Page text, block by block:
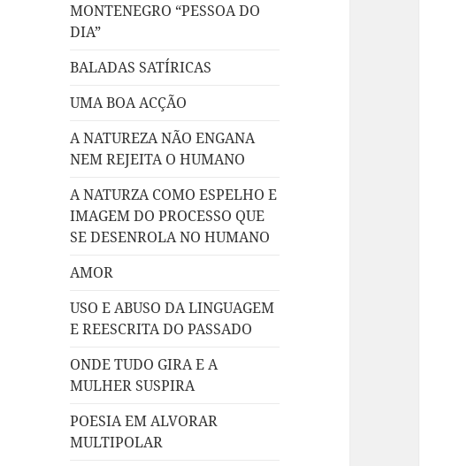
MONTENEGRO “PESSOA DO
DIA”
BALADAS SATÍRICAS
UMA BOA ACÇÃO
A NATUREZA NÃO ENGANA
NEM REJEITA O HUMANO
A NATURZA COMO ESPELHO E
IMAGEM DO PROCESSO QUE
SE DESENROLA NO HUMANO
AMOR
USO E ABUSO DA LINGUAGEM
E REESCRITA DO PASSADO
ONDE TUDO GIRA E A
MULHER SUSPIRA
POESIA EM ALVORAR
MULTIPOLAR